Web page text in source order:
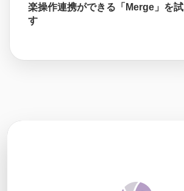
楽操作連携ができる「Merge」を試
す